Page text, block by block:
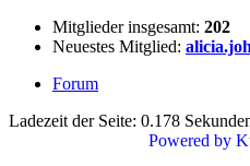
Mitglieder insgesamt: 202
Neuestes Mitglied:
Forum
Ladezeit der Seite: 0.178
Powered by